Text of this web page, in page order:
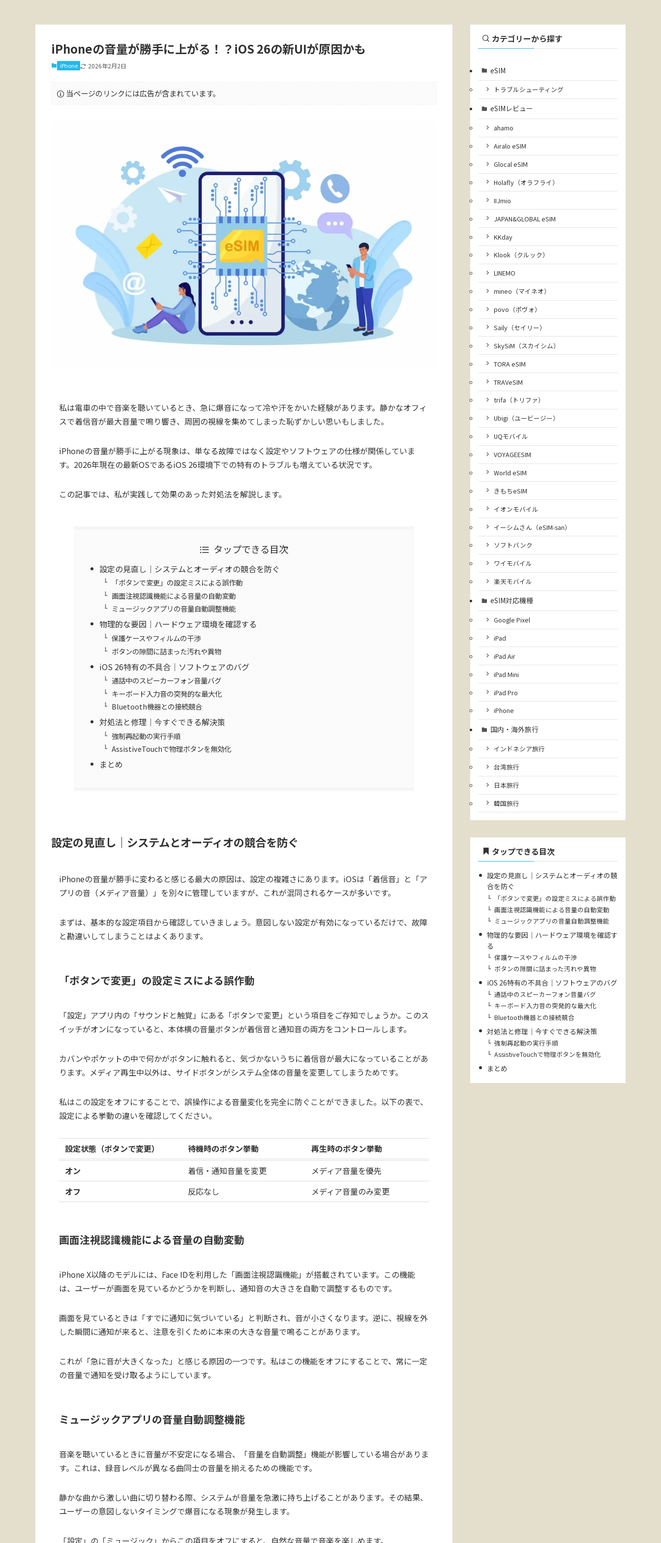
iPhoneの音量が勝手に上がる！？iOS 26の新UIが原因かも
iPhone 2026年2月2日
当ページのリンクには広告が含まれています。
私は電車の中で音楽を聴いているとき、急に爆音になって冷や汗をかいた経験があります。静かなオフィ
スで着信音が最大音量で鳴り響き、周囲の視線を集めてしまった恥ずかしい思いもしました。
iPhoneの音量が勝手に上がる現象は、単なる故障ではなく設定やソフトウェアの仕様が関係していま
す。2026年現在の最新OSであるiOS 26環境下での特有のトラブルも増えている状況です。
この記事では、私が実践して効果のあった対処法を解説します。
タップできる目次
設定の見直し｜システムとオーディオの競合を防ぐ
「ボタンで変更」の設定ミスによる誤作動
画面注視認識機能による音量の自動変動
ミュージックアプリの音量自動調整機能
物理的な要因｜ハードウェア環境を確認する
保護ケースやフィルムの干渉
ボタンの隙間に詰まった汚れや異物
iOS 26特有の不具合｜ソフトウェアのバグ
通話中のスピーカーフォン音量バグ
キーボード入力音の突発的な最大化
Bluetooth機器との接続競合
対処法と修理｜今すぐできる解決策
強制再起動の実行手順
AssistiveTouchで物理ボタンを無効化
まとめ
設定の見直し｜システムとオーディオの競合を防ぐ
iPhoneの音量が勝手に変わると感じる最大の原因は、設定の複雑さにあります。iOSは「着信音」と「ア
プリの音（メディア音量）」を別々に管理していますが、これが混同されるケースが多いです。
まずは、基本的な設定項目から確認していきましょう。意図しない設定が有効になっているだけで、故障
と勘違いしてしまうことはよくあります。
「ボタンで変更」の設定ミスによる誤作動
「設定」アプリ内の「サウンドと触覚」にある「ボタンで変更」という項目をご存知でしょうか。このス
イッチがオンになっていると、本体横の音量ボタンが着信音と通知音の両方をコントロールします。
カバンやポケットの中で何かがボタンに触れると、気づかないうちに着信音が最大になっていることがあ
ります。メディア再生中以外は、サイドボタンがシステム全体の音量を変更してしまうためです。
私はこの設定をオフにすることで、誤操作による音量変化を完全に防ぐことができました。以下の表で、
設定による挙動の違いを確認してください。
設定状態（ボタンで変更） 待機時のボタン挙動
再生時のボタン挙動
オン
着信・通知音量を変更
メディア音量を優先
オフ
反応なし メディア音量のみ変更
画面注視認識機能による音量の自動変動
iPhone X以降のモデルには、Face IDを利用した「画面注視認識機能」が搭載されています。この機能
は、ユーザーが画面を見ているかどうかを判断し、通知音の大きさを自動で調整するものです。
画面を見ているときは「すでに通知に気づいている」と判断され、音が小さくなります。逆に、視線を外
した瞬間に通知が来ると、注意を引くために本来の大きな音量で鳴ることがあります。
これが「急に音が大きくなった」と感じる原因の一つです。私はこの機能をオフにすることで、常に一定
の音量で通知を受け取るようにしています。
ミュージックアプリの音量自動調整機能
音楽を聴いているときに音量が不安定になる場合、「音量を自動調整」機能が影響している場合がありま
す。これは、録音レベルが異なる曲同士の音量を揃えるための機能です。
静かな曲から激しい曲に切り替わる際、システムが音量を急激に持ち上げることがあります。その結果、
ユーザーの意図しないタイミングで爆音になる現象が発生します。
「設定」の「ミュージック」からこの項目をオフにすると、自然な音量で音楽を楽しめます。
カテゴリーから探す
eSIM
トラブルシューティング
eSIMレビュー
ahamo
Airalo eSIM
Glocal eSIM
Holafly（オラフライ）
IIJmio
JAPAN&GLOBAL eSIM
KKday
Klook（クルック）
LINEMO
mineo（マイネオ）
povo（ポヴォ）
Saily（セイリー）
SkySiM（スカイシム）
TORA eSIM
TRAVeSIM
trifa（トリファ）
Ubigi（ユービージー）
UQモバイル
VOYAGEESIM
World eSIM
きもちeSIM
イオンモバイル
イーシムさん（eSIM-san）
ソフトバンク
ワイモバイル
楽天モバイル
eSIM対応機種
Google Pixel
iPad
iPad Air
iPad Mini
iPad Pro
iPhone
国内・海外旅行
インドネシア旅行
台湾旅行
日本旅行
韓国旅行
タップできる目次
設定の見直し｜システムとオーディオの競
合を防ぐ
「ボタンで変更」の設定ミスによる誤作動
画面注視認識機能による音量の自動変動
ミュージックアプリの音量自動調整機能
物理的な要因｜ハードウェア環境を確認す
る
保護ケースやフィルムの干渉
ボタンの隙間に詰まった汚れや異物
iOS 26特有の不具合｜ソフトウェアのバグ
通話中のスピーカーフォン音量バグ
キーボード入力音の突発的な最大化
Bluetooth機器との接続競合
対処法と修理｜今すぐできる解決策
強制再起動の実行手順
AssistiveTouchで物理ボタンを無効化
まとめ